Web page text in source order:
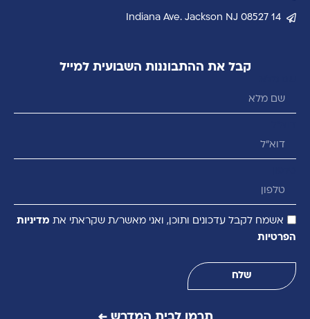
14 Indiana Ave. Jackson NJ 08527
קבל את ההתבוננות השבועית למייל
אשמח לקבל עדכונים ותוכן, ואני מאשר/ת שקראתי את מדיניות
הפרטיות
שלח